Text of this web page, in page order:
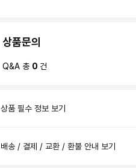
상품문의
Q&A 총 0 건
상품 필수 정보 보기
배송 / 결제 / 교환 / 환불 안내 보기